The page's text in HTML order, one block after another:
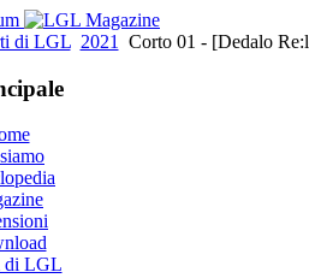
di LGL 2021 Corto 01 - [Dedalo
di LGL